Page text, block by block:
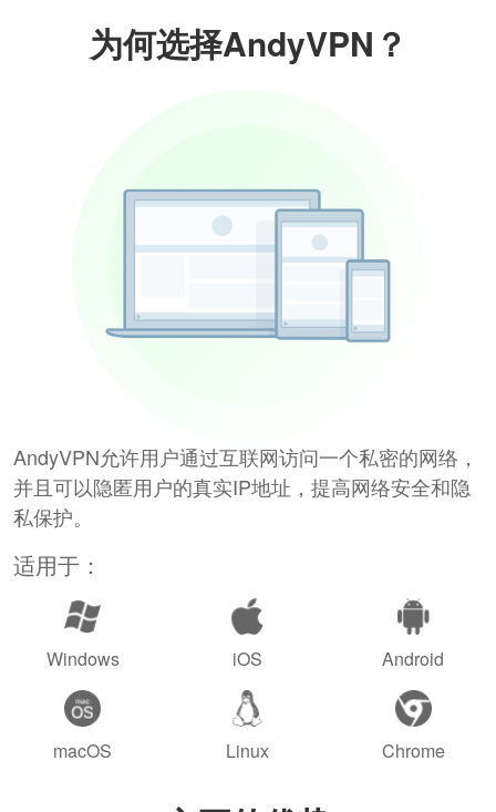
为何选择AndyVPN？
AndyVPN允许用户通过互联网访问一个私密的网络，
并且可以隐匿用户的真实IP地址，提高网络安全和隐
私保护。
适用于：
Windows iOS Android
macOS Linux Chrome